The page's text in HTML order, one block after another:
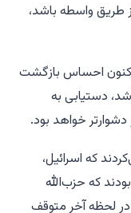
طریق واسطه باشد،
اکنون احساس بازگشت
دستیابی به
خواهد بود.
که اسرائیل،
که حزب‌الله
در لحظه آخر متوقف